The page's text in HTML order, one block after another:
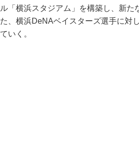
ル「横浜スタジアム」を構築し、新た
た、横浜DeNAベイスターズ選手に対
ていく。